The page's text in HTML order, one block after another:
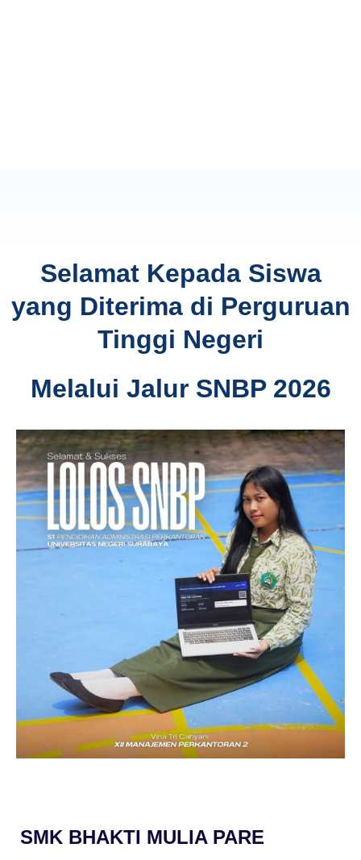
Selamat Kepada Siswa
yang Diterima di Perguruan
Tinggi Negeri
Melalui Jalur SNBP 2026
SMK BHAKTI MULIA PARE